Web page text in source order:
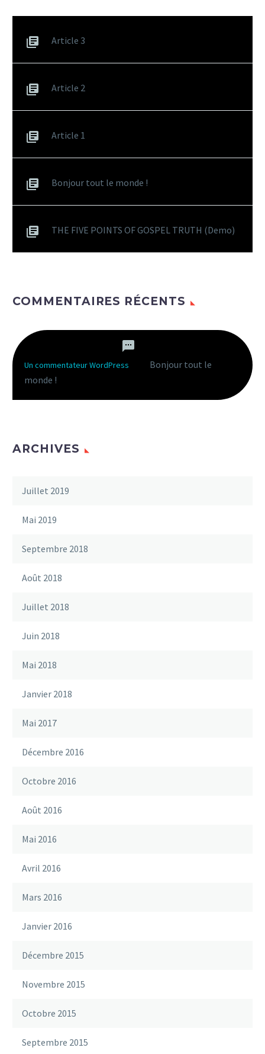
Article 3
Article 2
Article 1
Bonjour tout le monde !
THE FIVE POINTS OF GOSPEL TRUTH (Demo)
COMMENTAIRES RÉCENTS
Un commentateur WordPress
Bonjour tout le
monde !
ARCHIVES
Juillet 2019
Mai 2019
Septembre 2018
Août 2018
Juillet 2018
Juin 2018
Mai 2018
Janvier 2018
Mai 2017
Décembre 2016
Octobre 2016
Août 2016
Mai 2016
Avril 2016
Mars 2016
Janvier 2016
Décembre 2015
Novembre 2015
Octobre 2015
Septembre 2015